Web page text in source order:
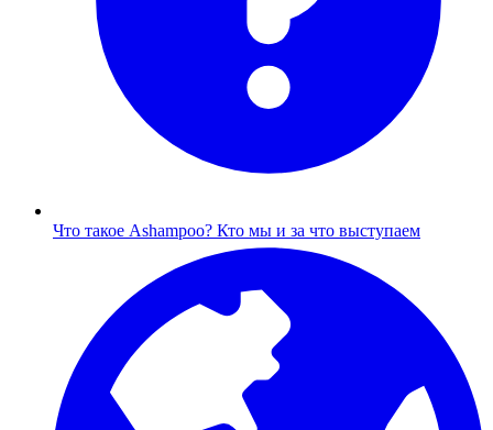
Что такое Ashampoo? Кто мы и за что выступаем